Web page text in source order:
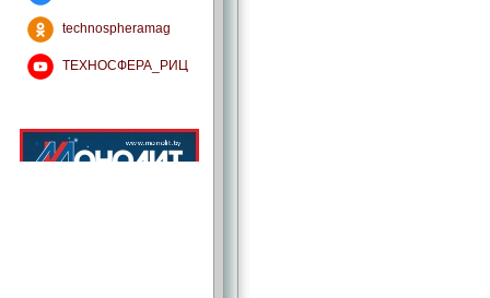
technospheramag
ТЕХНОСФЕРА_РИЦ